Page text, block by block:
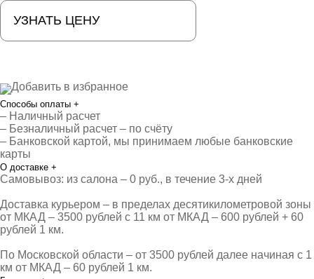
УЗНАТЬ ЦЕНУ
Добавить в избранное
Способы оплаты +
– Наличный расчет
– Безналичный расчет – по счёту
– Банковской картой, мы принимаем любые банковские
карты
О доставке +
Самовывоз: из салона – 0 руб., в течение 3-х дней
Доставка курьером – в пределах десятикилометровой зоны
от МКАД – 3500 рублей с 11 км от МКАД – 600 рублей + 60
рублей 1 км.
По Московской области – от 3500 рублей далее начиная с 1
км от МКАД – 60 рублей 1 км.